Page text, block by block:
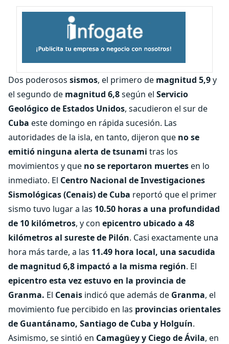
Dos poderosos sismos, el primero de magnitud 5,9y
el segundo de magnitud 6,8según el Servicio
Geológico de Estados Unidos, sacudieron el sur de
Cuba este domingo en rápida sucesión. Las
autoridades de la isla, en tanto, dijeron que no se
emitió ninguna alerta de tsunami tras los
movimientos y que no se reportaron muertesen lo
inmediato. El Centro Nacional de Investigaciones
Sismológicas (Cenais) de Cuba reportó que el primer
sismo tuvo lugar a las 10.50 horas a una profundidad
de 10 kilómetros, y con epicentro ubicado a 48
kilómetros al sureste de Pilón. Casi exactamente una
hora más tarde, a las 11.49 hora local, una sacudida
de magnitud 6,8 impactó a la misma región. El
epicentro esta vez estuvo en la provincia de
Granma. El Cenais indicó que además de Granma, el
movimiento fue percibido en las provincias orientales
de Guantánamo, Santiago de Cuba y Holguín.
Asimismo, se sintió en Camagüey y Ciego de Ávila, en